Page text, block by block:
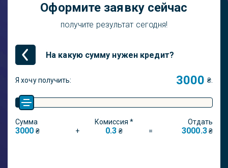
Оформите заявку сейчас
получите результат сегодня!
На какую сумму нужен кредит?
Я хочу получить: ₴.
Сумма Комиссия * Отдать
3000 ₴ + 0.3 ₴ = 3000.3₴